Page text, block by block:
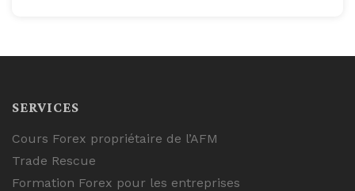
SERVICES
Cours Forex propriétaire de l’AFM
Trade Rescue
Formation Forex pour les entreprises